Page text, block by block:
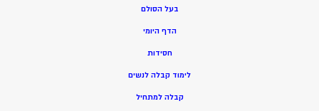
בעל הסולם
הדף היומי
חסידות
לימוד קבלה לנשים
קבלה למתחיל